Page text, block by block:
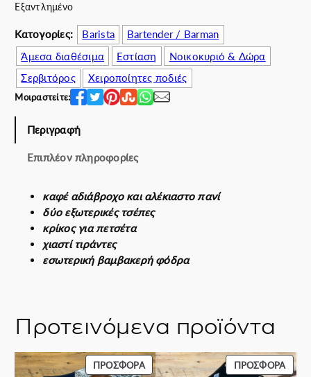
r
i
c
e
w
s
6
.
0
0
€
.
τ
ι
μ
ή
ε
ι
5
4
.
0
0
Εξαντλημένο
Κατογορίες: Barista
Bartender / Barman
Άμεσα διαθέσιμα
Εστίαση
Νοικοκυριό & Δώρα
Σερβιτόρος
Χειροποίητες ποδιές
Μοιραστείτε:
Περιγραφή
Επιπλέον πληροφορίες
καφέ αδιάβροχο και αλέκιαστο πανί
δύο εξωτερικές τσέπες
κρίκος για πετσέτα
χιαστί τιράντες
εσωτερική βαμβακερή φόδρα
Προτεινόμενα προϊόντα
ΠΡΟΣΦΟΡΆΠΡΟΪΌΝ
ΠΡΟΣΦΟΡΆ